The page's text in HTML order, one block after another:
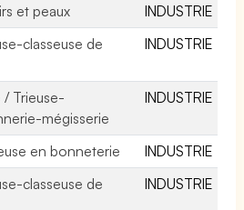
et peaux
INDUSTRIE
classeuse de
INDUSTRIE
Trieuse-
mégisserie
INDUSTRIE
en bonneterie
INDUSTRIE
classeuse de
INDUSTRIE